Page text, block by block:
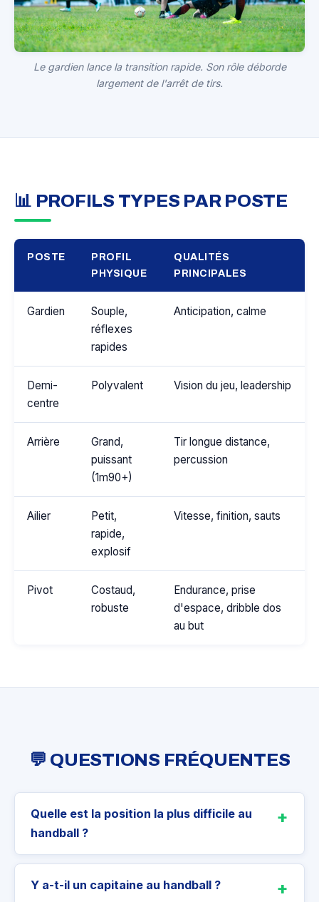
Le gardien lance la transition rapide. Son rôle déborde
largement de l'arrêt de tirs.
📊 PROFILS TYPES PAR POSTE
POSTE
PROFIL
PHYSIQUE
QUALITÉS
PRINCIPALES
Gardien
Souple,
réflexes
rapides
Anticipation, calme
Demi-
centre
Polyvalent Vision du jeu, leadership
Arrière
Grand,
puissant
(1m90+)
Tir longue distance,
percussion
Ailier
Petit,
rapide,
explosif
Vitesse, finition, sauts
Pivot
Costaud,
robuste
Endurance, prise
d'espace, dribble dos
au but
💬 QUESTIONS FRÉQUENTES
Quelle est la position la plus difficile au
handball ?
Y a-t-il un capitaine au handball ?